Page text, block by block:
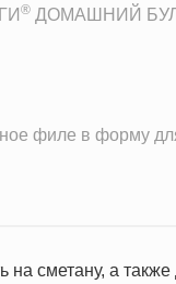
® ДОМАШНИЙ
филе в форму
на сметану, а